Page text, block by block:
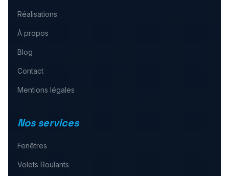
Réalisations
À propos
Blog
Contact
Mentions légales
Nos services
Fenêtres
Volets Roulants